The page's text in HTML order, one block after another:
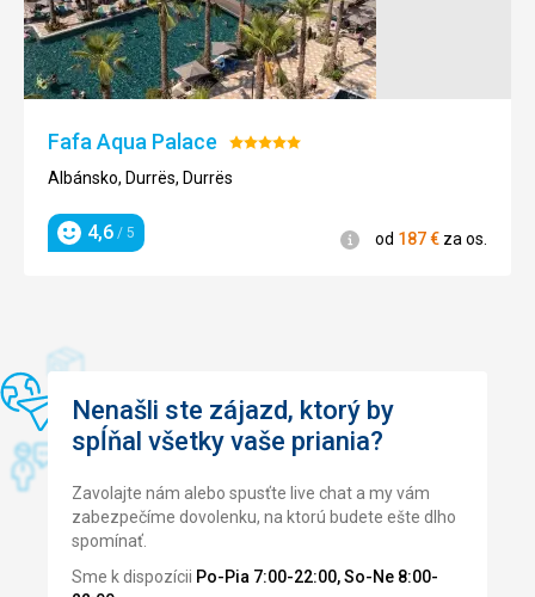
vedel prísť na svoje.
Ubytovanie
Izba bola čistá, každý deň uprataná, klíma fungovala.
Služby
Najviac sa v hoteli venovali Francúzom nakoľko ich tam
chodí najviac a bol to Jumbo Klub. Mohli sme sa pridat aj
my, ale hovorili po Francúzky. Niako nám to neprekážalo.
Fafa Aqua Palace Hodnotenie:
5/5
Albánsko, Durrës, Durrës
Hodnotenie
4,6 / 5 Informácie
od 187€ za os.
Nenašli ste zájazd, ktorý by
spĺňal všetky vaše priania?
Zavolajte nám alebo spusťte live chat a my vám
zabezpečíme dovolenku, na ktorú budete ešte dlho
spomínať.
Sme k dispozícii Po-Pia 7:00-22:00, So-Ne 8:00-